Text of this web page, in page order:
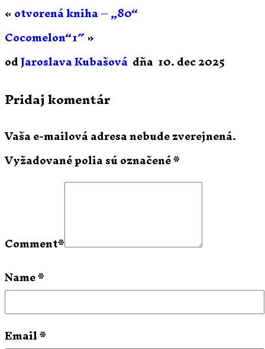
«otvorená kniha – „80“
Cocomelon“1″»
odJaroslava Kubašová dňa 10. dec 2025
Pridaj komentár
Vaša e-mailová adresa nebude zverejnená.
Vyžadované polia sú označené*
Comment*
Name*
Email*